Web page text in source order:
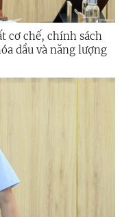
cơ chế, chính sách
dầu và năng lượng